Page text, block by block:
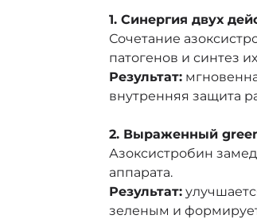
1. Синергия двух
Сочетание
патогенов и синтез
Результат:
внутренняя защита
2. Выраженный
Азоксистробин
аппарата.
Результат:
зеленым и